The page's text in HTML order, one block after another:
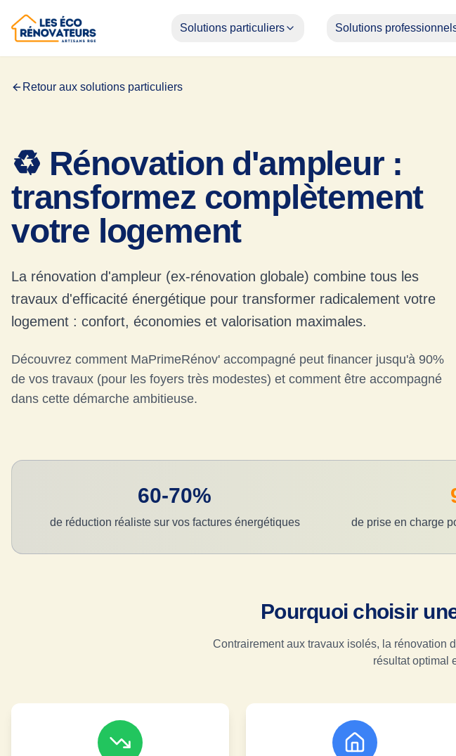
Solutions particuliers Solutions
Retour aux solutions particuliers
♻️ Rénovation d'ampleur :
transformez complètement
votre logement
La rénovation d'ampleur (ex-rénovation globale) combine tous les
travaux d'efficacité énergétique pour transformer radicalement votre
logement : confort, économies et valorisation maximales.
Découvrez comment MaPrimeRénov' accompagné peut financer jusqu'à 90%
de vos travaux (pour les foyers très modestes) et comment être accompagné
dans cette démarche ambitieuse.
60-70%
de réduction réaliste sur vos factures énergétiques de prise en charge
Pourquoi choisir
Contrairement aux travaux isolés, la rénovation
résultat optimal